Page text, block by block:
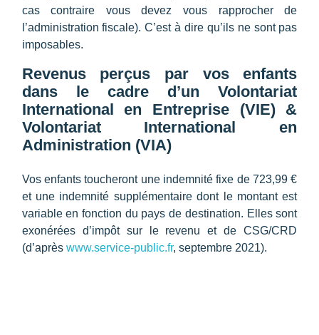
cas contraire vous devez vous rapprocher de
l’administration fiscale). C’est à dire qu’ils ne sont pas
imposables.
Revenus perçus par vos enfants
dans le cadre d’un Volontariat
International en Entreprise (VIE) &
Volontariat International en
Administration (VIA)
Vos enfants toucheront une indemnité fixe de 723,99 €
et une indemnité supplémentaire dont le montant est
variable en fonction du pays de destination. Elles sont
exonérées d’impôt sur le revenu et de CSG/CRD
(d’après www.service-public.fr, septembre 2021).